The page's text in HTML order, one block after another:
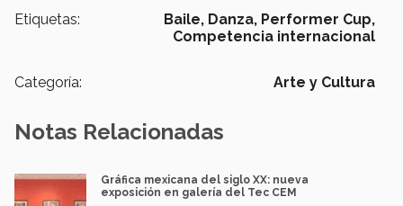
Etiquetas: Baile, Danza, Performer Cup,
Competencia internacional
Categoría: Arte y Cultura
Notas Relacionadas
Gráfica mexicana del siglo XX: nueva
exposición en galería del Tec CEM